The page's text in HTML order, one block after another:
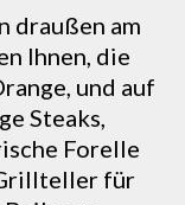
draußen am
Ihnen, die
und auf
Steaks,
Forelle
für